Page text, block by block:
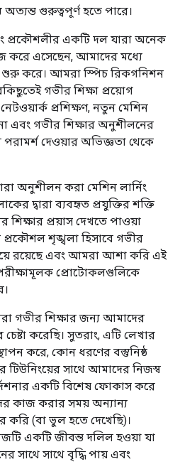
গুরুত্বপূর্ণ হতে পারে।
একটি দল যারা অনেক
করে এসেছেন, আমাদের মধ্যে
করে। আমরা স্পিচ রিকগনিশন
গভীর শিক্ষা প্রয়োগ
প্রশিক্ষণ, নতুন মেশিন
এবং গভীর শিক্ষার অনুশীলনের
দেওয়ার অভিজ্ঞতা থেকে
অনুশীলন করা মেশিন লার্নিং
দ্বারা ব্যবহৃত প্রযুক্তির শক্তি
শিক্ষার প্রয়াস দেখতে পাওয়া
শৃঙ্খলা হিসাবে গভীর
রয়েছে এবং আমরা আশা করি এই
পরীক্ষামূলক প্রোটোকলগুলিকে
গভীর শিক্ষার জন্য আমাদের
করেছি। সুতরাং, এটি লেখার
করে, কোন ধরণের বস্তুনিষ্ঠ
টিউনিংয়ের সাথে আমাদের নিজস্ব
একটি বিশেষ ফোকাস করে
কাজ করার সময় অন্যান্য
করি (বা ভুল হতে দেখেছি)।
একটি জীবন্ত দলিল হওয়া যা
সাথে সাথে বৃদ্ধি পায় এবং